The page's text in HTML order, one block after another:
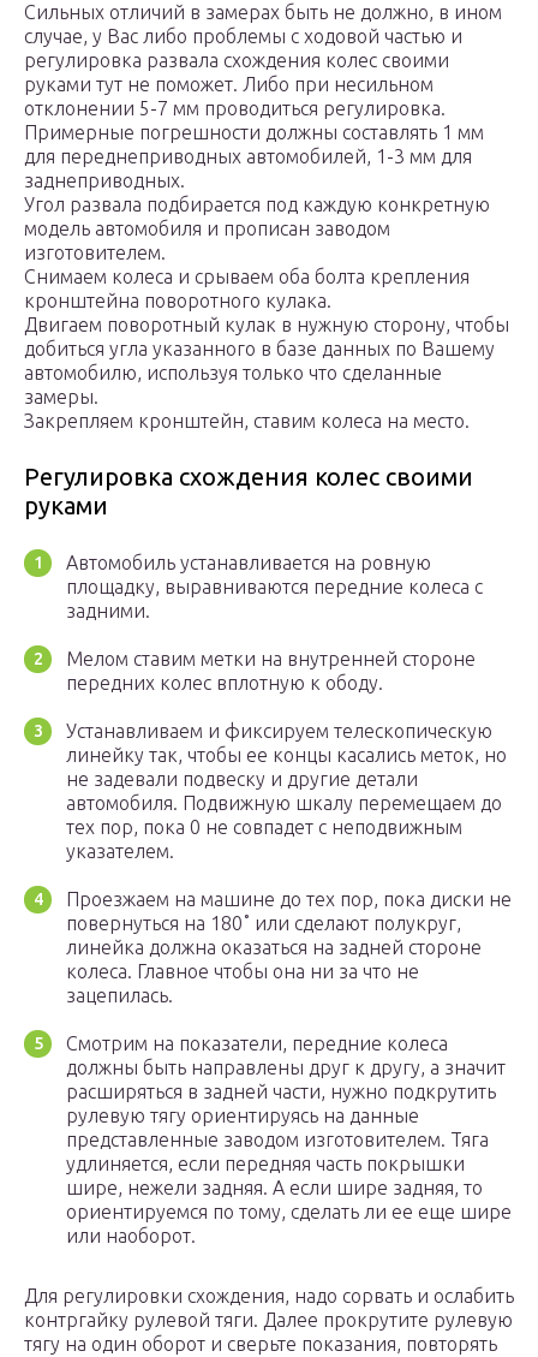
Сильных отличий в замерах быть не должно, в ином
случае, у Вас либо проблемы с ходовой частью и
регулировка развала схождения колес своими
руками тут не поможет. Либо при несильном
отклонении 5-7 мм проводиться регулировка.
Примерные погрешности должны составлять 1 мм
для переднеприводных автомобилей, 1-3 мм для
заднеприводных.
Угол развала подбирается под каждую конкретную
модель автомобиля и прописан заводом
изготовителем.
Снимаем колеса и срываем оба болта крепления
кронштейна поворотного кулака.
Двигаем поворотный кулак в нужную сторону, чтобы
добиться угла указанного в базе данных по Вашему
автомобилю, используя только что сделанные
замеры.
Закрепляем кронштейн, ставим колеса на место.
Регулировка схождения колес своими
руками
Автомобиль устанавливается на ровную
площадку, выравниваются передние колеса с
задними.
Мелом ставим метки на внутренней стороне
передних колес вплотную к ободу.
Устанавливаем и фиксируем телескопическую
линейку так, чтобы ее концы касались меток, но
не задевали подвеску и другие детали
автомобиля. Подвижную шкалу перемещаем до
тех пор, пока 0 не совпадет с неподвижным
указателем.
Проезжаем на машине до тех пор, пока диски не
повернуться на 180˚ или сделают полукруг,
линейка должна оказаться на задней стороне
колеса. Главное чтобы она ни за что не
зацепилась.
Смотрим на показатели, передние колеса
должны быть направлены друг к другу, а значит
расширяться в задней части, нужно подкрутить
рулевую тягу ориентируясь на данные
представленные заводом изготовителем. Тяга
удлиняется, если передняя часть покрышки
шире, нежели задняя. А если шире задняя, то
ориентируемся по тому, сделать ли ее еще шире
или наоборот.
Для регулировки схождения, надо сорвать и ослабить
контргайку рулевой тяги. Далее прокрутите рулевую
тягу на один оборот и сверьте показания, повторять